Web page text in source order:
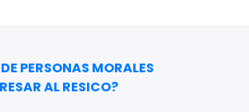
PERSONAS MORALES
AL RESICO?